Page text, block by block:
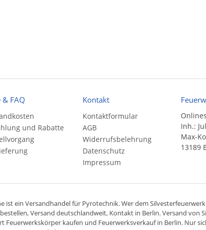
& FAQ
und Rabatte
Kontakt
Kontaktformular
AGB
Widerrufsbelehrung
Datenschutz
Impressum
Inh.:
Max-
13189
ist ein Versandhandelfür Pyrotechnik. Wer dem
Versand deutschlandweit, Kontakt in Berlin. Versand von
Feuerwerkskörperkaufen und Feuerwerksverkauf in Berlin. Nur